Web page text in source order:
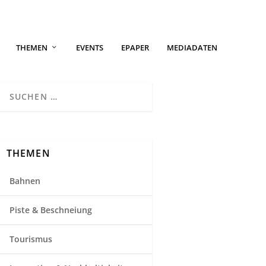
THEMEN EVENTS EPAPER MEDIADATEN
THEMEN
Bahnen
Piste & Beschneiung
Tourismus